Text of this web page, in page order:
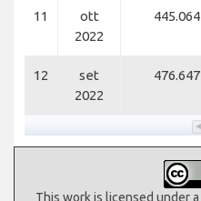
11
ott
2022
445.064
12
set
2022
476.647
This work is licensed under a